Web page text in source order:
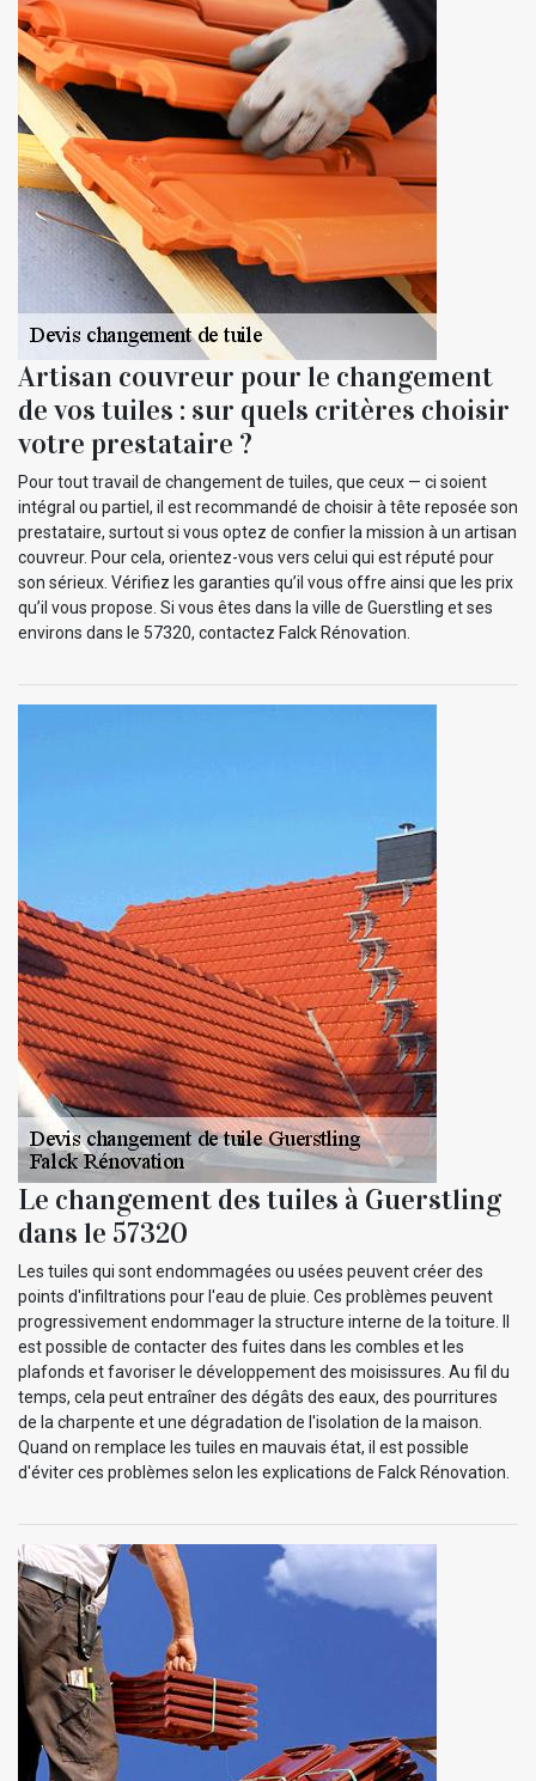
Artisan couvreur pour le changement
de vos tuiles : sur quels critères choisir
votre prestataire ?
Pour tout travail de changement de tuiles, que ceux — ci soient
intégral ou partiel, il est recommandé de choisir à tête reposée son
prestataire, surtout si vous optez de confier la mission à un artisan
couvreur. Pour cela, orientez-vous vers celui qui est réputé pour
son sérieux. Vérifiez les garanties qu’il vous offre ainsi que les prix
qu’il vous propose. Si vous êtes dans la ville de Guerstling et ses
environs dans le 57320, contactez Falck Rénovation.
Le changement des tuiles à Guerstling
dans le 57320
Les tuiles qui sont endommagées ou usées peuvent créer des
points d'infiltrations pour l'eau de pluie. Ces problèmes peuvent
progressivement endommager la structure interne de la toiture. Il
est possible de contacter des fuites dans les combles et les
plafonds et favoriser le développement des moisissures. Au fil du
temps, cela peut entraîner des dégâts des eaux, des pourritures
de la charpente et une dégradation de l'isolation de la maison.
Quand on remplace les tuiles en mauvais état, il est possible
d'éviter ces problèmes selon les explications de Falck Rénovation.